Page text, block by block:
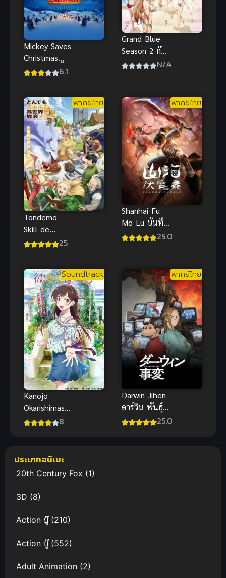
Mickey Saves
Christmas
(2022) มิกกี้
ไทยฟรี
6.1
Grand Blue
Season 2 ก๊
วนป่วนชวนบุ๋N/A
พากย์ไทย
Tondemo
Skill de
Isekai Hourou
25
พากย์ไทย
Shanhai Fu
Mo Lu บันทึก
ปราบมารแห่ง
25.0
Soundtrack
Kanojo
Okarishimasu
สะดุดรักยัย8
พากย์ไทย
Darwin Jihen
ดาร์วิน พันธุ์
อุบัติใหม่
25.0
ประเภทอนิเมะ
20th Century Fox(1)
3D (8)
Action บู๊(210)
Action บู๊(552)
Adult Animation (2)